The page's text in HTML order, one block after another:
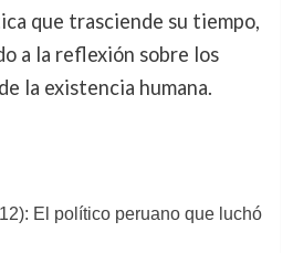
que trasciende su tiempo,
a la reflexión sobre los
la existencia humana.
El político peruano que luchó